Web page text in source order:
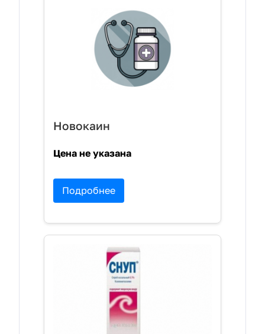
Новокаин
Цена не указана
Подробнее